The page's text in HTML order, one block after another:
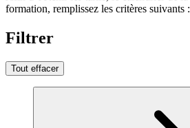
formation, remplissez les critères suivants :
Filtrer
Tout effacer